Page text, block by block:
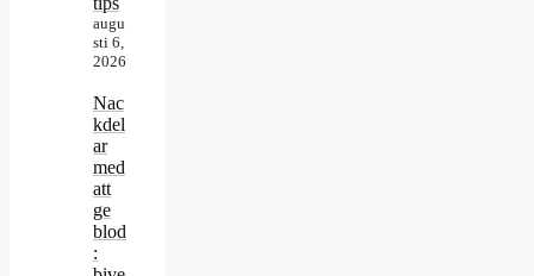
augu
sti 6,
2026
Nac
kdel
ar
med
att
ge
blod
: